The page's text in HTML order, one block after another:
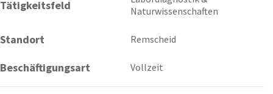
Tätigkeitsfeld
Naturwissenschaften
Standort Remscheid
Beschäftigungsart Vollzeit